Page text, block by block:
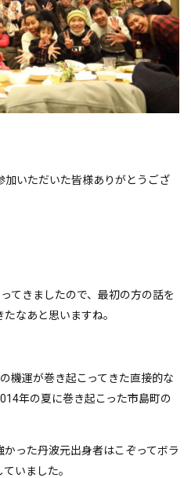
いただいた皆様ありがとうござ
てきましたので、最初の方の話を
なあと思いますね。
機運が巻き起こってきた直接的な
年の夏に巻き起こった市島町の
った丹波元出身者はこぞってボラ
いました。